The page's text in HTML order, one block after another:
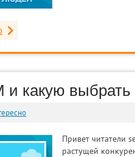
и какую
Привет читатели
растущей